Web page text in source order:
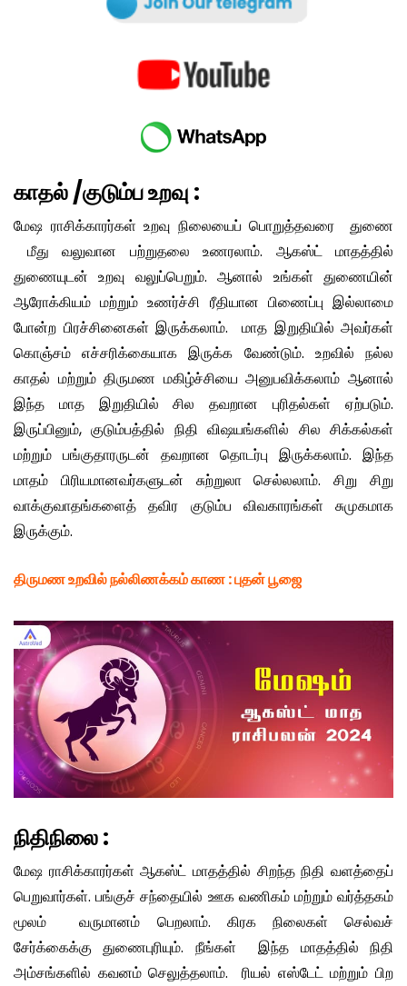
காதல் /குடும்ப உறவு :
மேஷ ராசிக்காரர்கள் உறவு நிலையைப் பொறுத்தவரை துணை
மீது வலுவான பற்றுதலை உணரலாம். ஆகஸ்ட் மாதத்தில்
துணையுடன் உறவு வலுப்பெறும். ஆனால் உங்கள் துணையின்
ஆரோக்கியம் மற்றும் உணர்ச்சி ரீதியான பிணைப்பு இல்லாமை
போன்ற பிரச்சினைகள் இருக்கலாம். மாத இறுதியில் அவர்கள்
கொஞ்சம் எச்சரிக்கையாக இருக்க வேண்டும். உறவில் நல்ல
காதல் மற்றும் திருமண மகிழ்ச்சியை அனுபவிக்கலாம் ஆனால்
இந்த மாத இறுதியில் சில தவறான புரிதல்கள் ஏற்படும்.
இருப்பினும், குடும்பத்தில் நிதி விஷயங்களில் சில சிக்கல்கள்
மற்றும் பங்குதாரருடன் தவறான தொடர்பு இருக்கலாம். இந்த
மாதம் பிரியமானவர்களுடன் சுற்றுலா செல்லலாம். சிறு சிறு
வாக்குவாதங்களைத் தவிர குடும்ப விவகாரங்கள் சுமுகமாக
இருக்கும்.
திருமண உறவில் நல்லிணக்கம் காண:புதன் பூஜை
நிதிநிலை:
மேஷ ராசிக்காரர்கள் ஆகஸ்ட் மாதத்தில் சிறந்த நிதி வளத்தைப்
பெறுவார்கள். பங்குச் சந்தையில் ஊக வணிகம் மற்றும் வர்த்தகம்
மூலம் வருமானம் பெறலாம். கிரக நிலைகள் செல்வச்
சேர்க்கைக்கு துணைபுரியும். நீங்கள் இந்த மாதத்தில் நிதி
அம்சங்களில் கவனம் செலுத்தலாம். ரியல் எஸ்டேட் மற்றும் பிற